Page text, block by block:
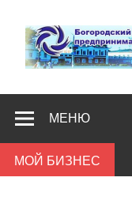
content
МЕНЮ
МОЙ БИЗНЕС